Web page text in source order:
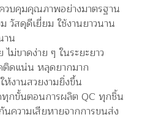
วบคุมคุณภาพอย่างมาตรฐาน
วัสดุดีเยี่ยม ใช้งานยาวนาน
าน
ม่ขาดง่าย ๆ ในระยะยาว
ติดแน่น หลุดยากมาก
ห้งานสวยงามยิ่งขึ้น
กขั้นตอนการผลิต QC ทุกชิ้น
วามเสียหายจากการขนส่ง